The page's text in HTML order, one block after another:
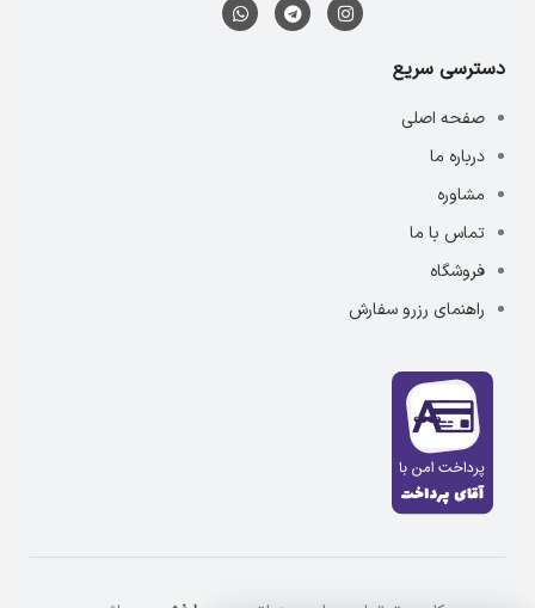
دسترسی سریع
صفحه اصلی
درباره ما
مشاوره
تماس با ما
فروشگاه
راهنمای رزرو سفارش